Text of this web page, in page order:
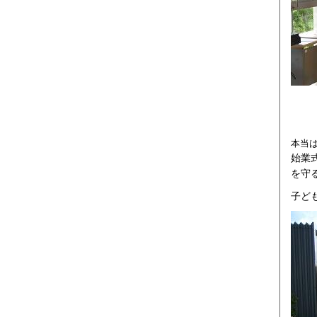
本当
始業
を守
子ど